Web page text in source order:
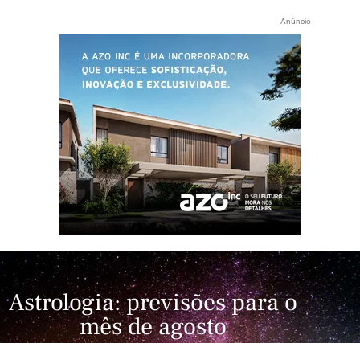
Anúncio
Astrologia: previsões para o
mês de agosto